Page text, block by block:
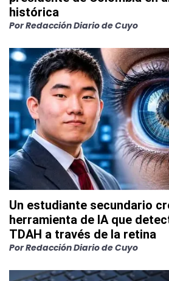
histórica
PorRedacción Diario de Cuyo
Un estudiante secundario
herramienta de IA que
TDAH a través de la retina
PorRedacción Diario de Cuyo